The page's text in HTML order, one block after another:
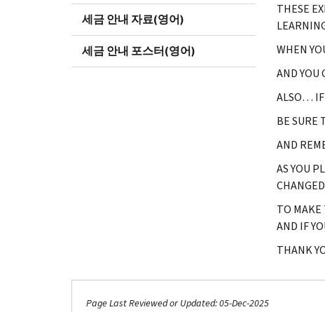
세금 안내 자료(영어)
세금 안내 포스터(영어)
THESE
WHEN
AND YOU
ALSO… IF
BE SURE
AND
AS YOU
TO MAKE
AND IF
THANK
Page Last Reviewed or Updated: 05-Dec-2025